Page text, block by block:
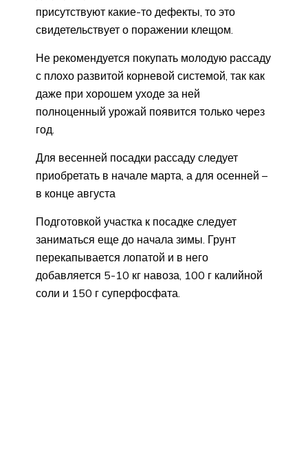
присутствуют какие-то дефекты, то это
свидетельствует о поражении клещом.
Не рекомендуется покупать молодую рассаду
с плохо развитой корневой системой, так как
даже при хорошем уходе за ней
полноценный урожай появится только через
год.
Для весенней посадки рассаду следует
приобретать в начале марта, а для осенней –
в конце августа
Подготовкой участка к посадке следует
заниматься еще до начала зимы. Грунт
перекапывается лопатой и в него
добавляется 5-10 кг навоза, 100 г калийной
соли и 150 г суперфосфата.